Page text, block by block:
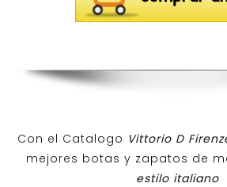
Con el Catalogo Vittorio D
mejores botas y zapatos de
estilo italiano